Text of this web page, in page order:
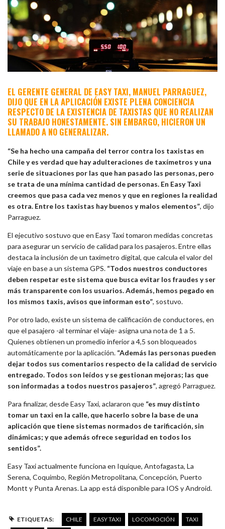
EL GERENTE GENERAL DE EASY TAXI, MANUEL PARRAGUEZ,
DIJO QUE EN LA APLICACIÓN EXISTE PLENA CONCIENCIA
RESPECTO DE LA EXISTENCIA DE TAXISTAS QUE NO REALIZAN
SU TRABAJO HONESTAMENTE. SIN EMBARGO, HICIERON UN
LLAMADO A NO GENERALIZAR.
“Se ha hecho una campaña del terror contra los taxistas en
Chile y es verdad que hay adulteraciones de taxímetros y una
serie de situaciones por las que han pasado las personas, pero
se trata de una mínima cantidad de personas. En Easy Taxi
creemos que pasa cada vez menos y que en regiones la realidad
es otra. Entre los taxistas hay buenos y malos elementos”, dijo
Parraguez.
El ejecutivo sostuvo que en Easy Taxi tomaron medidas concretas
para asegurar un servicio de calidad para los pasajeros. Entre ellas
destaca la inclusión de un taxímetro digital, que calcula el valor del
viaje en base a un sistema GPS. “Todos nuestros conductores
deben respetar este sistema que busca evitar los fraudes y ser
más transparente con los usuarios. Además, hemos pegado en
los mismos taxis, avisos que informan esto”, sostuvo.
Por otro lado, existe un sistema de calificación de conductores, en
que el pasajero -al terminar el viaje- asigna una nota de 1 a 5.
Quienes obtienen un promedio inferior a 4,5 son bloqueados
automáticamente por la aplicación. “Además las personas pueden
dejar todos sus comentarios respecto de la calidad de servicio
entregado. Todos son leídos y se gestionan mejoras; las que
son informadas a todos nuestros pasajeros”, agregó Parraguez.
Para finalizar, desde Easy Taxi, aclararon que “es muy distinto
tomar un taxi en la calle, que hacerlo sobre la base de una
aplicación que tiene sistemas normados de tarificación, sin
dinámicas; y que además ofrece seguridad en todos los
sentidos”.
Easy Taxi actualmente funciona en Iquique, Antofagasta, La
Serena, Coquimbo, Región Metropolitana, Concepción, Puerto
Montt y Punta Arenas. La app está disponible para IOS y Android.
ETIQUETAS: CHILE EASY TAXI LOCOMOCIÓN
TAXI